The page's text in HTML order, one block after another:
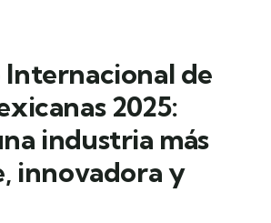
Internacional de
2025:
industria más
innovadora y